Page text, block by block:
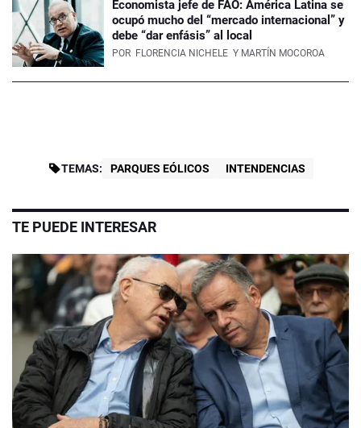
Economista jefe de FAO: América Latina se
ocupó mucho del “mercado internacional” y
debe “dar enfásis” al local
POR FLORENCIA NICHELE Y MARTÍN MOCOROA
TEMAS: PARQUES EÓLICOS INTENDENCIAS
TE PUEDE INTERESAR